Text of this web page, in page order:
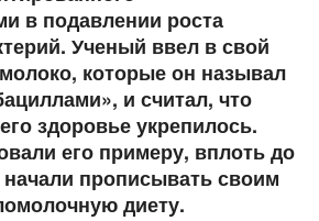
в подавлении роста
Ученый ввел в свой
которые он называл
и считал, что
здоровье укрепилось.
его примеру, вплоть до
начали прописывать своим
диету.